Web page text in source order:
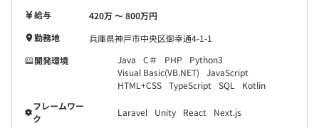
給与
420万 〜 800万円
勤務地
兵庫県神戸市中央区御幸通4-1-1
開発環境
Java C＃ PHP
Python3
Visual Basic(VB.NET)
JavaScript
HTML+CSS TypeScript SQL
Kotlin
フレームワー
ク
Laravel Unity React Next.js